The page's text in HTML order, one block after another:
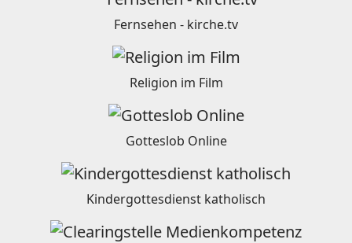
Fernsehen - kirche.tv
Religion im Film
Gotteslob Online
Kindergottesdienst katholisch